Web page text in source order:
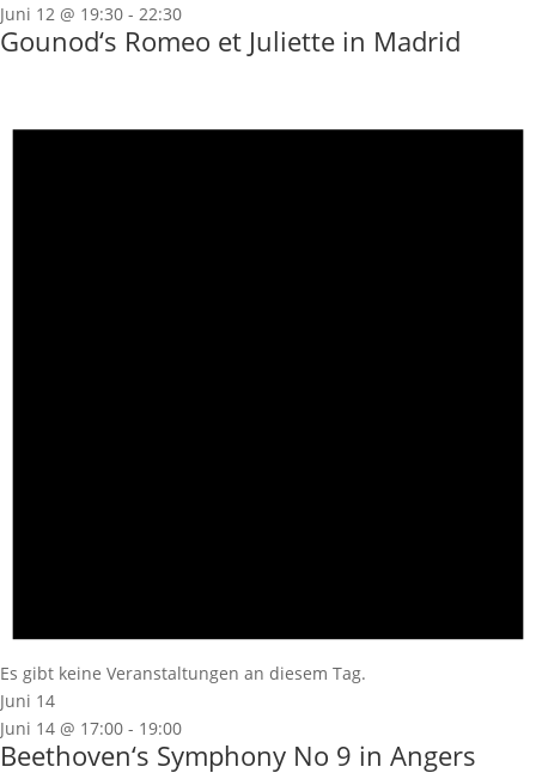
Juni 12 @ 19:30 - 22:30
Gounod‘s Romeo et Juliette in Madrid
Es gibt keine Veranstaltungen an diesem Tag.
Juni 14
Juni 14 @ 17:00 - 19:00
Beethoven‘s Symphony No 9 in Angers